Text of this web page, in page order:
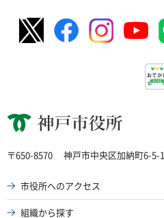
神戸市役所
〒650-8570 神戸市中央区加納町6-5-1
市役所へのアクセス
組織から探す